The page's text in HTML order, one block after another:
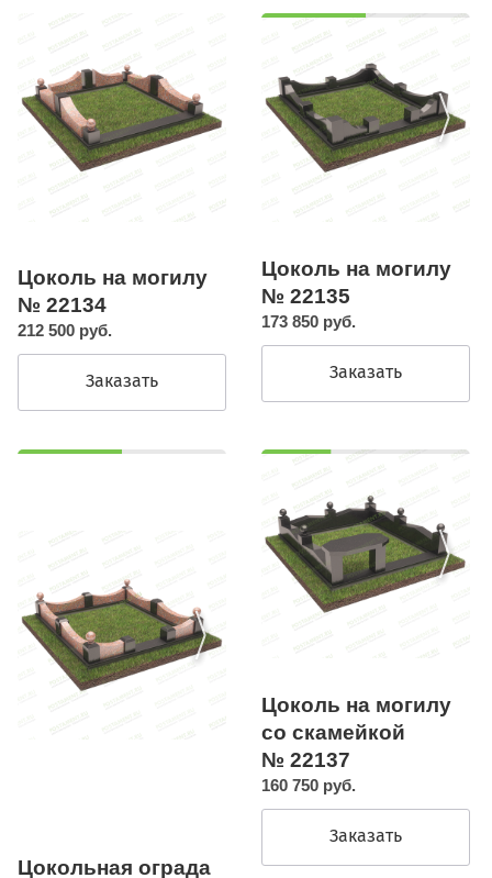
Цоколь на могилу
№ 22134
212 500 руб.
Заказать
Цоколь на могилу
№ 22135
173 850 руб.
Заказать
Цокольная ограда
Цоколь на могилу
со скамейкой
№ 22137
160 750 руб.
Заказать